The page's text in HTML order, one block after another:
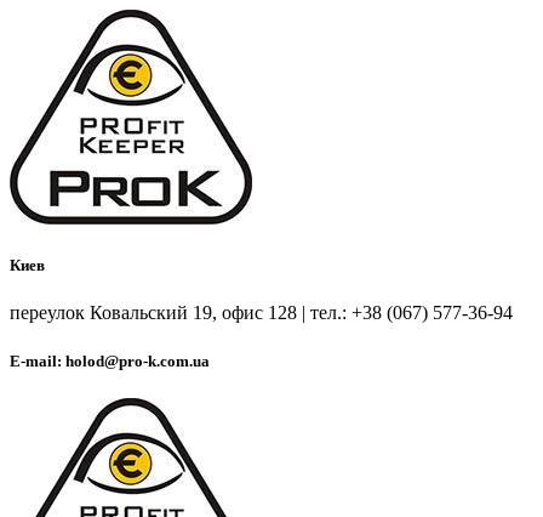
Киев
переулок Ковальский 19, офис 128 | тел.: +38 (067) 577-36-94
E-mail: holod@pro-k.com.ua